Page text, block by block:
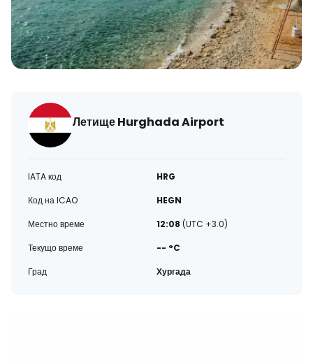
Летище Hurghada Airport
IATA код
HRG
Код на ICAO
HEGN
Местно време
12:08 (UTC +3.0)
Текущо време
-- °C
Град
Хургада